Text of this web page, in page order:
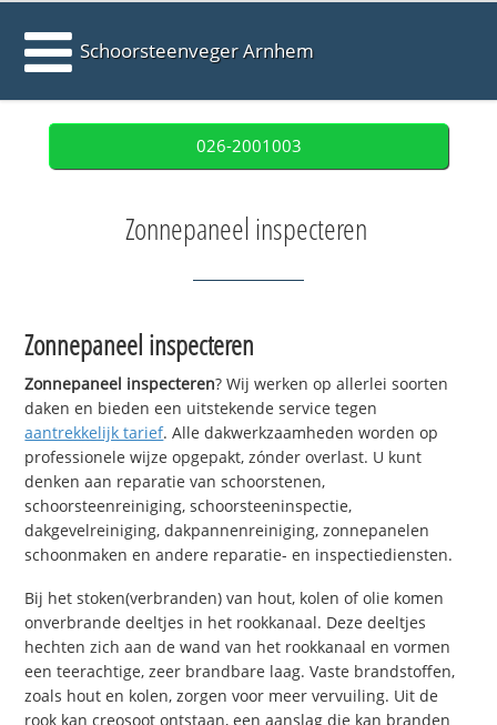
Schoorsteenveger Arnhem
026-2001003
Zonnepaneel inspecteren
Zonnepaneel inspecteren
Zonnepaneel inspecteren? Wij werken op allerlei soorten
daken en bieden een uitstekende service tegen
aantrekkelijk tarief. Alle dakwerkzaamheden worden op
professionele wijze opgepakt, zónder overlast. U kunt
denken aan reparatie van schoorstenen,
schoorsteenreiniging, schoorsteeninspectie,
dakgevelreiniging, dakpannenreiniging, zonnepanelen
schoonmaken en andere reparatie- en inspectiediensten.
Bij het stoken(verbranden) van hout, kolen of olie komen
onverbrande deeltjes in het rookkanaal. Deze deeltjes
hechten zich aan de wand van het rookkanaal en vormen
een teerachtige, zeer brandbare laag. Vaste brandstoffen,
zoals hout en kolen, zorgen voor meer vervuiling. Uit de
rook kan creosoot ontstaan, een aanslag die kan branden